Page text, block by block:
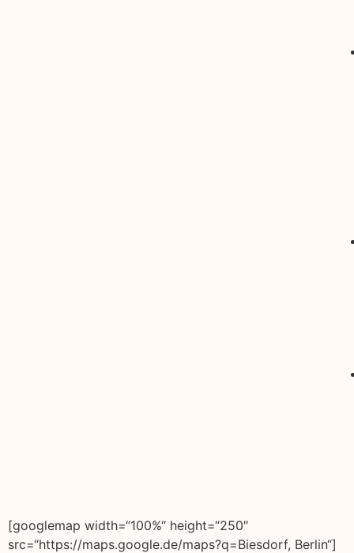
[googlemap width=“100%“ height=“250″
src=“https://maps.google.de/maps?q=Biesdorf, Berlin“]